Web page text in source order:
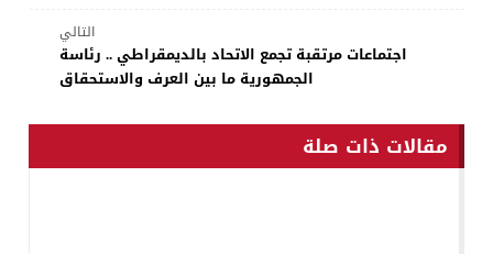
التالي
اجتماعات مرتقبة تجمع الاتحاد بالديمقراطي .. رئاسة
الجمهورية ما بين العرف والاستحقاق
مقالات ذات صلة